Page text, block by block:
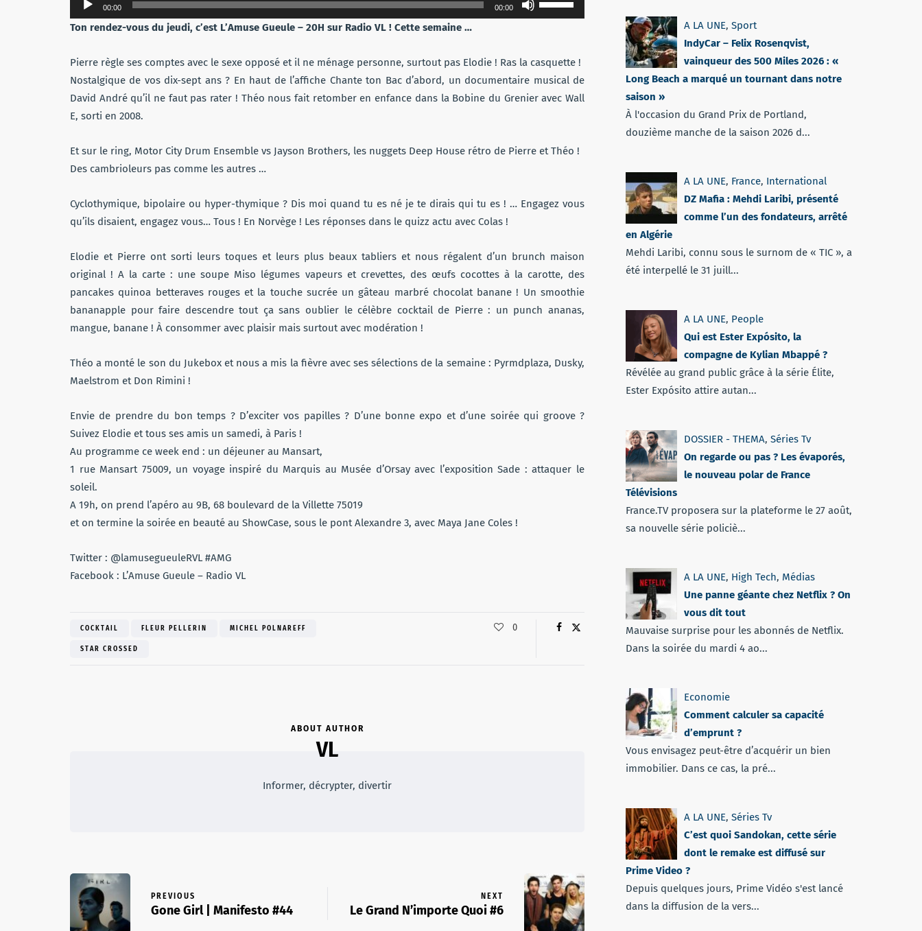
audio
00:00 00:00
les
pour
Ton rendez-vous du jeudi, c’est L’Amuse Gueule – 20H sur Radio VL ! Cette semaine …
Pierre règle ses comptes avec le sexe opposé et il ne ménage personne, surtout pas Elodie ! Ras la casquette !
Nostalgique de vos dix-sept ans ? En haut de l’affiche Chante ton Bac d’abord, un documentaire musical de
David André qu’il ne faut pas rater ! Théo nous fait retomber en enfance dans la Bobine du Grenier avec Wall
E, sorti en 2008.
Et sur le ring, Motor City Drum Ensemble vs Jayson Brothers, les nuggets Deep House rétro de Pierre et Théo !
Des cambrioleurs pas comme les autres …
Cyclothymique, bipolaire ou hyper-thymique ? Dis moi quand tu es né je te dirais qui tu es ! … Engagez vous
qu’ils disaient, engagez vous… Tous ! En Norvège ! Les réponses dans le quizz actu avec Colas !
Elodie et Pierre ont sorti leurs toques et leurs plus beaux tabliers et nous régalent d’un brunch maison
original ! A la carte : une soupe Miso légumes vapeurs et crevettes, des œufs cocottes à la carotte, des
pancakes quinoa betteraves rouges et la touche sucrée un gâteau marbré chocolat banane ! Un smoothie
bananapple pour faire descendre tout ça sans oublier le célèbre cocktail de Pierre : un punch ananas,
mangue, banane ! À consommer avec plaisir mais surtout avec modération !
Théo a monté le son du Jukebox et nous a mis la fièvre avec ses sélections de la semaine : Pyrmdplaza, Dusky,
Maelstrom et Don Rimini !
Envie de prendre du bon temps ? D’exciter vos papilles ? D’une bonne expo et d’une soirée qui groove ?
Suivez Elodie et tous ses amis un samedi, à Paris !
Au programme ce week end : un déjeuner au Mansart,
1 rue Mansart 75009, un voyage inspiré du Marquis au Musée d’Orsay avec l’exposition Sade : attaquer le
soleil.
A 19h, on prend l’apéro au 9B, 68 boulevard de la Villette 75019
et on termine la soirée en beauté au ShowCase, sous le pont Alexandre 3, avec Maya Jane Coles !
Twitter : @lamusegueuleRVL #AMG
Facebook : L’Amuse Gueule – Radio VL
COCKTAIL FLEUR PELLERIN MICHEL POLNAREFF
STAR CROSSED
0
ABOUT AUTHOR
VL
Informer, décrypter, divertir
PREVIOUS
Gone Girl | Manifesto #44
NEXT
Le Grand N’importe Quoi #6
A LA UNE, Sport
IndyCar – Felix Rosenqvist,
vainqueur des 500 Miles 2026 : «
Long Beach a marqué un tournant dans notre
saison »
À l'occasion du Grand Prix de Portland,
douzième manche de la saison 2026 d...
A LA UNE, France, International
DZ Mafia : Mehdi Laribi, présenté
comme l’un des fondateurs, arrêté
en Algérie
Mehdi Laribi, connu sous le surnom de « TIC », a
été interpellé le 31 juill...
A LA UNE, People
Qui est Ester Expósito, la
compagne de Kylian Mbappé ?
Révélée au grand public grâce à la série Élite,
Ester Expósito attire autan...
DOSSIER - THEMA, Séries Tv
On regarde ou pas ? Les évaporés,
le nouveau polar de France
Télévisions
France.TV proposera sur la plateforme le 27 août,
sa nouvelle série policiè...
A LA UNE, High Tech, Médias
Une panne géante chez Netflix ? On
vous dit tout
Mauvaise surprise pour les abonnés de Netflix.
Dans la soirée du mardi 4 ao...
Economie
Comment calculer sa capacité
d’emprunt ?
Vous envisagez peut-être d’acquérir un bien
immobilier. Dans ce cas, la pré...
A LA UNE, Séries Tv
C’est quoi Sandokan, cette série
dont le remake est diffusé sur
Prime Video ?
Depuis quelques jours, Prime Vidéo s'est lancé
dans la diffusion de la vers...